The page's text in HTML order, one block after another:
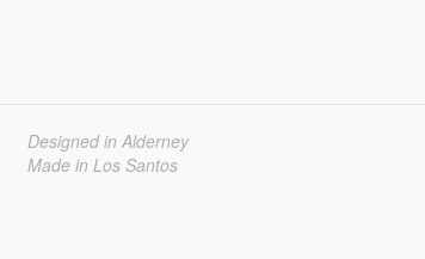
Designed in Alderney
Made in Los Santos